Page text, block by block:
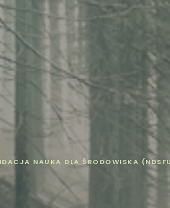
NAUKA DLA ŚRODOWISKA